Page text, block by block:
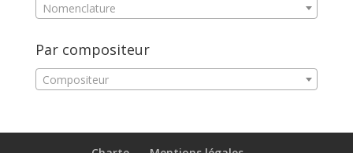
Nomenclature
Par compositeur
Compositeur